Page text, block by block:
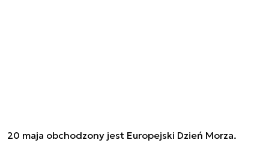
20 maja obchodzony jest Europejski Dzień Morza.